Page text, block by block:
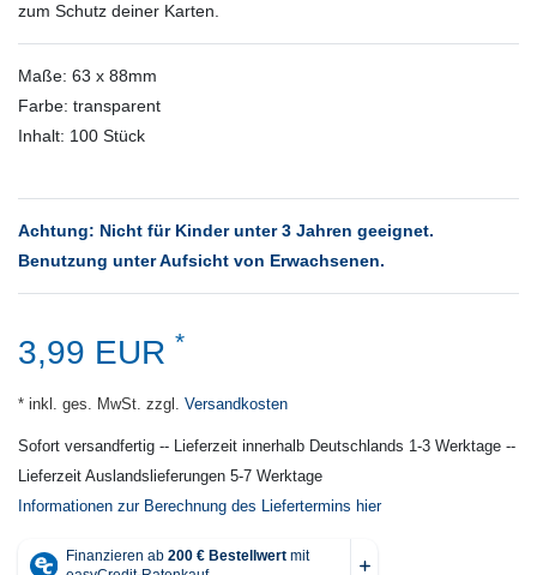
zum Schutz deiner Karten.
Maße: 63 x 88mm
Farbe: transparent
Inhalt: 100 Stück
Achtung: Nicht für Kinder unter 3 Jahren geeignet.
Benutzung unter Aufsicht von Erwachsenen.
3,99 EUR *
* inkl. ges. MwSt. zzgl. Versandkosten
Sofort versandfertig -- Lieferzeit innerhalb Deutschlands 1-3 Werktage --
Lieferzeit Auslandslieferungen 5-7 Werktage
Informationen zur Berechnung des Liefertermins hier